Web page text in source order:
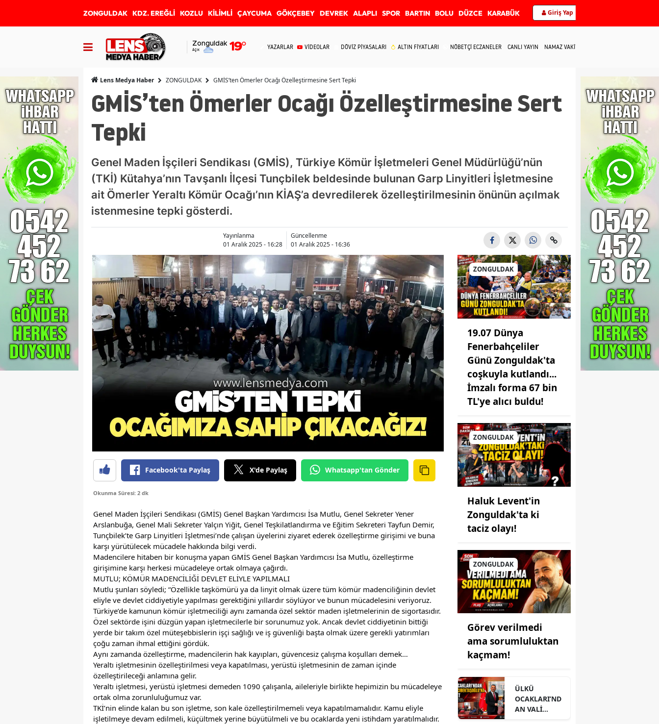
ZONGULDAK KDZ. EREĞLİ KOZLU KİLİMLİ ÇAYCUMA GÖKÇEBEY DEVREK ALAPLI SPOR BARTIN BOLU DÜZCE KARABÜK Giriş Yap
Zonguldak
Açık 19° YAZARLAR VİDEOLAR DÖVİZ PİYASALARI ALTIN FİYATLARI NÖBETÇİ ECZANELER CANLI YAYIN NAMAZ VAKİTLERİ
Lens Medya Haber ZONGULDAK GMİS’ten Ömerler Ocağı Özelleştirmesine Sert Tepki
GMİS’ten Ömerler Ocağı Özelleştirmesine Sert
Tepki
Genel Maden İşçileri Sendikası (GMİS), Türkiye Kömür İşletmeleri Genel Müdürlüğü’nün
(TKİ) Kütahya’nın Tavşanlı İlçesi Tunçbilek beldesinde bulunan Garp Linyitleri İşletmesine
ait Ömerler Yeraltı Kömür Ocağı’nın KİAŞ’a devredilerek özelleştirilmesinin önünün açılmak
istenmesine tepki gösterdi.
Yayınlanma
01 Aralık 2025 - 16:28
Güncellenme
01 Aralık 2025 - 16:36
Facebook'ta Paylaş X'de Paylaş Whatsapp'tan Gönder
Okunma Süresi: 2 dk
Genel Maden İşçileri Sendikası (GMİS) Genel Başkan Yardımcısı İsa Mutlu, Genel Sekreter Yener
Arslanbuğa, Genel Mali Sekreter Yalçın Yiğit, Genel Teşkilatlandırma ve Eğitim Sekreteri Tayfun Demir,
Tunçbilek’te Garp Linyitleri İşletmesi’nde çalışan üyelerini ziyaret ederek özelleştirme girişimi ve buna
karşı yürütülecek mücadele hakkında bilgi verdi.
Madencilere hitaben bir konuşma yapan GMİS Genel Başkan Yardımcısı İsa Mutlu, özelleştirme
girişimine karşı herkesi mücadeleye ortak olmaya çağırdı.
MUTLU; KÖMÜR MADENCİLİĞİ DEVLET ELİYLE YAPILMALI
Mutlu şunları söyledi; “Özellikle taşkömürü ya da linyit olmak üzere tüm kömür madenciliğinin devlet
eliyle ve devlet ciddiyetiyle yapılması gerektiğini yıllardır söylüyor ve bunun mücadelesini veriyoruz.
Türkiye’de kamunun kömür işletmeciliği aynı zamanda özel sektör maden işletmelerinin de sigortasıdır.
Özel sektörde işini düzgün yapan işletmecilerle bir sorunumuz yok. Ancak devlet ciddiyetinin bittiği
yerde bir takım özel müteşebbislerin işçi sağlığı ve iş güvenliği başta olmak üzere gerekli yatırımları
çoğu zaman ihmal ettiğini gördük.
Aynı zamanda özelleştirme, madencilerin hak kayıpları, güvencesiz çalışma koşulları demek…
Yeraltı işletmesinin özelleştirilmesi veya kapatılması, yerüstü işletmesinin de zaman içinde
özelleştirileceği anlamına gelir.
Yeraltı işletmesi, yerüstü işletmesi demeden 1090 çalışanla, aileleriyle birlikte hepimizin bu mücadeleye
ortak olma zorunluluğumuz var.
TKİ’nin elinde kalan bu son işletme, son kale özelleştirilmemeli veya kapatılmamalıdır. Kamu eliyle
işletilmeye devam edilmeli, küçültmek yerine büyütülmeli ve bu ocaklarda yeni istihdam yaratılmalıdır.
ZONGULDAK
19.07 Dünya
Fenerbahçeliler
Günü Zonguldak'ta
coşkuyla kutlandı...
İmzalı forma 67 bin
TL'ye alıcı buldu!
ZONGULDAK
Haluk Levent'in
Zonguldak'ta ki
taciz olayı!
ZONGULDAK
Görev verilmedi
ama sorumluluktan
kaçmam!
ÜLKÜ
OCAKLARI’ND
AN VALİ